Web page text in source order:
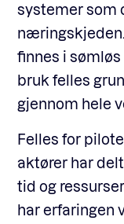
systemer som
finnes i
bruk felles
gjennom hele
Felles for
aktører har
tid og
har erfaringen